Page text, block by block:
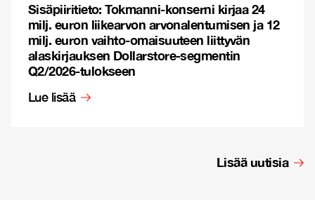
Sisäpiiritieto: Tokmanni-konserni kirjaa 24
milj. euron liikearvon arvonalentumisen ja 12
milj. euron vaihto-omaisuuteen liittyvän
alaskirjauksen Dollarstore-segmentin
Q2/2026-tulokseen
Lue lisää
Lisää uutisia